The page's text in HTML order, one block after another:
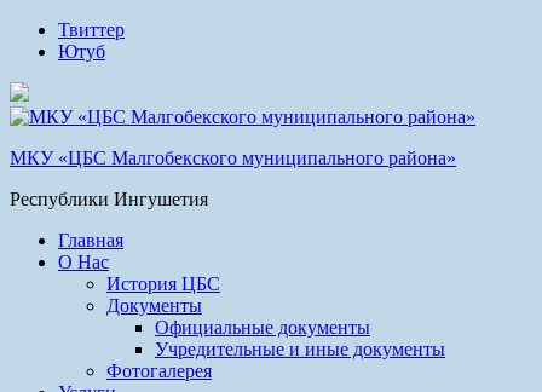
Твиттер
Ютуб
МКУ «ЦБС Малгобекского муниципального района»
Республики Ингушетия
Главная
О Нас
История ЦБС
Документы
Официальные документы
Учредительные и иные документы
Фотогалерея